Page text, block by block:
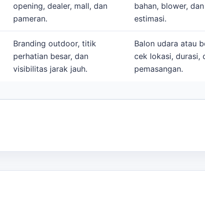
opening, dealer, mall, dan
pameran.
bahan, blower,
estimasi.
Branding outdoor, titik
perhatian besar, dan
visibilitas jarak jauh.
Balon udara atau
cek lokasi, durasi,
pemasangan.